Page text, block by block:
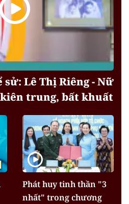
Lê Thị Riêng - Nữ
trung, bất khuất
Phát huy tinh thần "3
nhất" trong chương